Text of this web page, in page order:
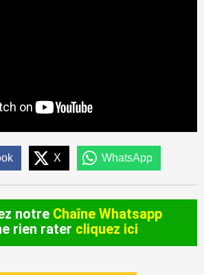
X WhatsApp
notre Chaîne Whatsapp
rien rater cliquez ici